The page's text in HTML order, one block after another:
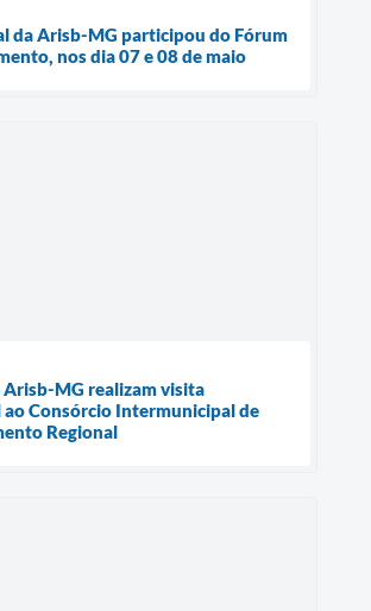
da Arisb-MG participou do Fórum
nos dia 07 e 08 de maio
MG realizam visita
Consórcio Intermunicipal de
Regional